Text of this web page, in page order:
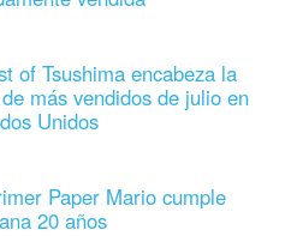
of Tsushima encabeza la
más vendidos de julio en
Unidos
Paper Mario cumple
20 años